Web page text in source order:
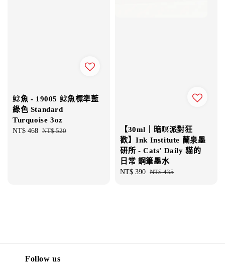
鯰魚 - 19005 鯰魚標準藍
綠色 Standard
Turquoise 3oz
Sale
NT$ 468 Regular
NT$ 520
【30ml｜暗暝派對狂
歡】Ink Institute 蘭泉墨
研所 - Cats' Daily 貓的
日常 鋼筆墨水
Sale
NT$ 390 Regular
NT$ 435
Follow us